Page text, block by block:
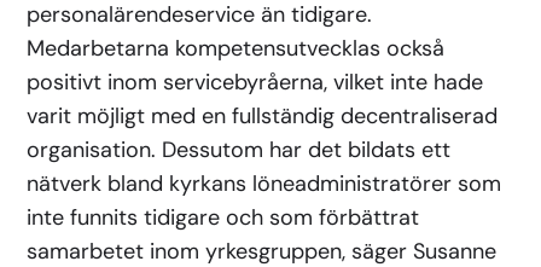
personalärendeservice än tidigare.
Medarbetarna kompetensutvecklas också
positivt inom servicebyråerna, vilket inte hade
varit möjligt med en fullständig decentraliserad
organisation. Dessutom har det bildats ett
nätverk bland kyrkans löneadministratörer som
inte funnits tidigare och som förbättrat
samarbetet inom yrkesgruppen, säger Susanne